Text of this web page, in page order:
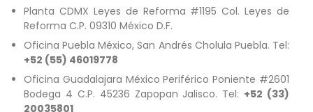
Planta CDMX Leyes de Reforma #1195 Col. Leyes de
Reforma C.P. 09310 México D.F.
Oficina Puebla México, San Andrés Cholula Puebla. Tel:
+52 (55) 46019778
Oficina Guadalajara México Periférico Poniente #2601
Bodega 4 C.P. 45236 Zapopan Jalisco. Tel: +52 (33)
20035801